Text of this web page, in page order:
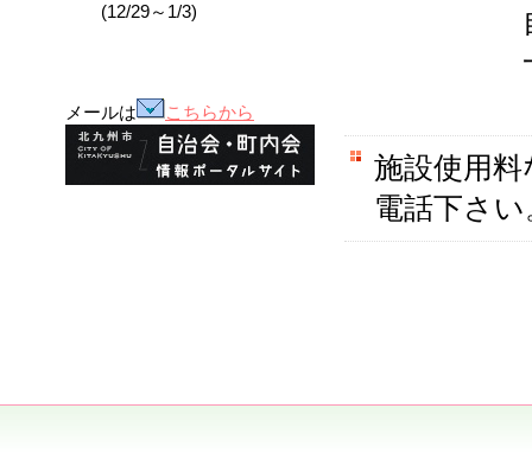
自由に
一人で
施設使用
電話下さい
(12/29～1/3)
メールは こちらから